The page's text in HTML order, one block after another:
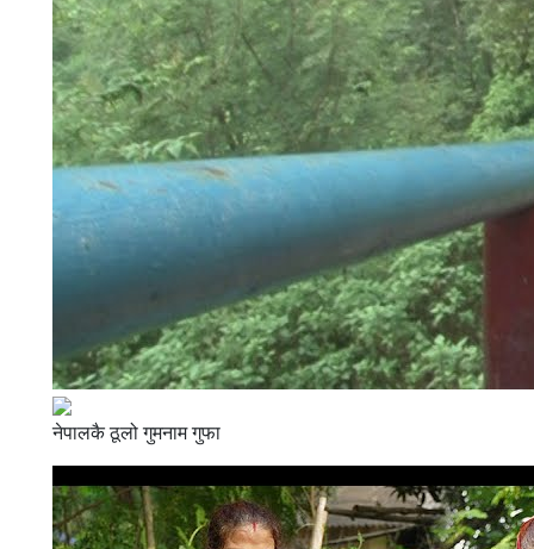
नेपालकै ठूलो गुमनाम गुफा